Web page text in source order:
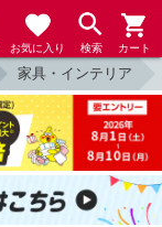
お気に入り 検索 カート
家具・インテリア